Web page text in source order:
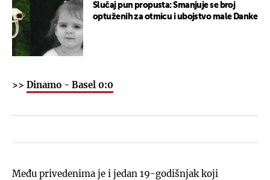
Slučaj pun propusta: Smanjuje se broj
optuženih za otmicu i ubojstvo male Danke
>> Dinamo - Basel 0:0
Među privedenima je i jedan 19-godišnjak koji